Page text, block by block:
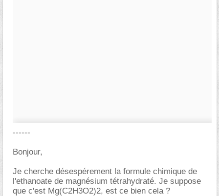
------
Bonjour,
Je cherche désespérement la formule chimique de
l'ethanoate de magnésium tétrahydraté. Je suppose
que c'est Mg(C2H3O2)2, est ce bien cela ?